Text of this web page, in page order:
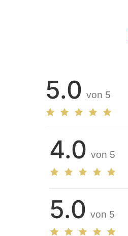
5.0 von 5
4.0 von 5
5.0 von 5